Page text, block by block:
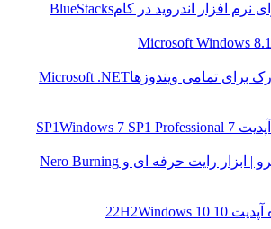
نرم افزار اندروید در کامBlueStacks
برای تمامی ویندوزهاMicrosoft .NET
Windows 7 SP1 Professional
Nero Burning
Windows 10